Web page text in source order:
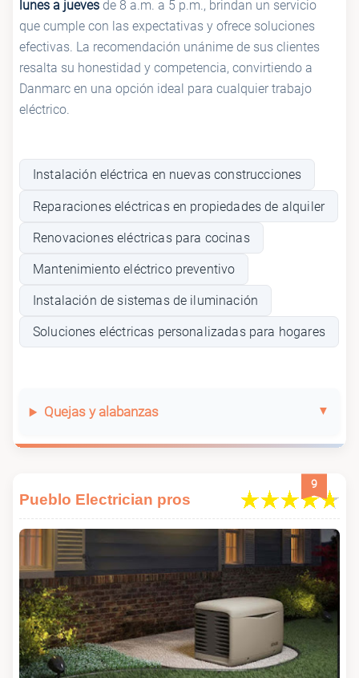
lunes a jueves de 8 a.m. a 5 p.m., brindan un servicio
que cumple con las expectativas y ofrece soluciones
efectivas. La recomendación unánime de sus clientes
resalta su honestidad y competencia, convirtiendo a
Danmarc en una opción ideal para cualquier trabajo
eléctrico.
Instalación eléctrica en nuevas construcciones
Reparaciones eléctricas en propiedades de alquiler
Renovaciones eléctricas para cocinas
Mantenimiento eléctrico preventivo
Instalación de sistemas de iluminación
Soluciones eléctricas personalizadas para hogares
Quejas y alabanzas
9
Pueblo Electrician pros